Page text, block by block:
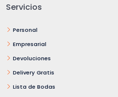
Servicios
Personal
Empresarial
Devoluciones
Delivery Gratis
Lista de Bodas